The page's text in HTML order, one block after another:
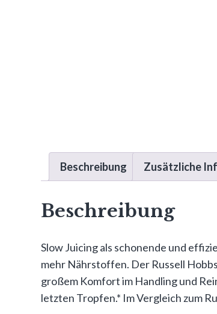
Beschreibung Zusätzliche
Beschreibung
Slow Juicing als schonende und
mehr Nährstoffen. Der Russell
großem Komfort im Handling und
letzten Tropfen.* Im Vergleich zum